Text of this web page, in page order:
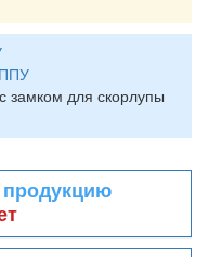
замком для скорлупы
продукцию